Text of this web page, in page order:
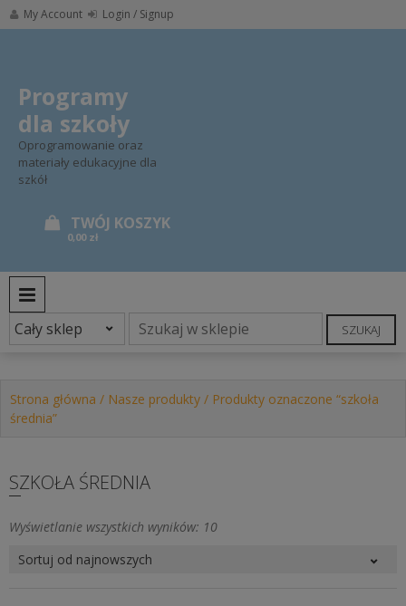
Skip
to
My Account Login / Signup
Programy
dla szkoły
Oprogramowanie oraz
materiały edukacyjne dla
szkół
0,00 zł
SZUKAJ
Strona główna / Nasze produkty / Produkty oznaczone “szkoła
średnia”
SZKOŁA ŚREDNIA
Wyświetlanie wszystkich wyników: 10Posortowane